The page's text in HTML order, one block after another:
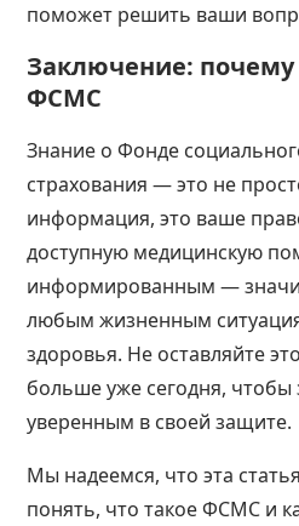
поможет решить ваши
Заключение: почему
ФСМС
Знание о Фонде
страхования — это не
информация, это ваше
доступную медицинскую
информированным —
любым жизненным
здоровья. Не оставляйте
больше уже сегодня, чтобы
уверенным в своей защите.
Мы надеемся, что эта
понять, что такое ФСМС и